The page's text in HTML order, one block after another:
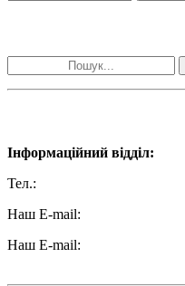
Інформаційний відділ:
Тел.:
Наш E-mail:
Наш E-mail: